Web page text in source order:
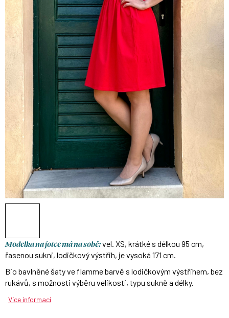
Modelka na fotce má na sobě:vel. XS, krátké s délkou 95 cm,
řasenou sukni, lodičkový výstřih, je vysoká 171 cm.
Bio bavlněné šaty ve flamme barvě s lodičkovým výstřihem, bez
rukávů, s možnosti výběru velikosti, typu sukně a délky.
Více informací